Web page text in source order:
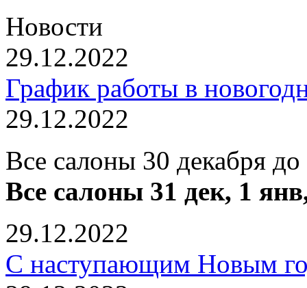
Новости
29.12.2022
График работы в
29.12.2022
Все салоны 30 декабря
Все салоны 31 дек, 1
29.12.2022
С наступающим Новым